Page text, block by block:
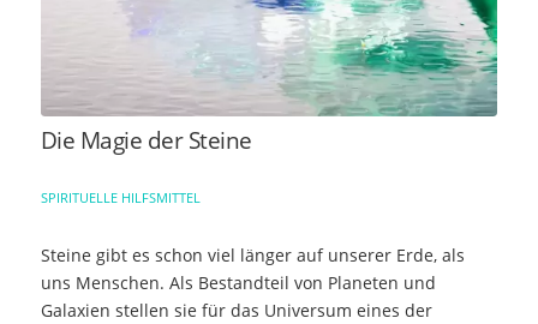
Die Magie der Steine
SPIRITUELLE HILFSMITTEL
Steine gibt es schon viel länger auf unserer Erde, als
uns Menschen. Als Bestandteil von Planeten und
Galaxien stellen sie für das Universum eines der